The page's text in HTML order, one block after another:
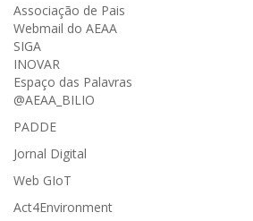
Associação de Pais
Webmail do AEAA
SIGA
INOVAR
Espaço das Palavras
@AEAA_BILIO
PADDE
Jornal Digital
Web GIoT
Act4Environment